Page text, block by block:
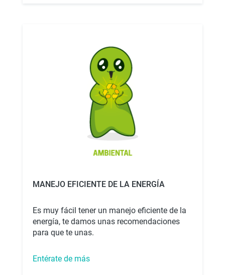
MANEJO EFICIENTE DE LA ENERGÍA
Es muy fácil tener un manejo eficiente de la
energía, te damos unas recomendaciones
para que te unas.
Entérate de más